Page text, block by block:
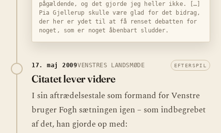
pågældende, og det gjorde jeg heller ikke. […]
Pia Gjellerup skulle være glad for det bidrag,
der her er ydet til at få renset debatten for
noget, som er noget åbenbart sludder.
17. maj 2009VENSTRES LANDSMØDE EFTERSPIL
Citatet lever videre
I sin aftrædelsestale som formand for Venstre
bruger Fogh sætningen igen – som indbegrebet
af det, han gjorde op med: